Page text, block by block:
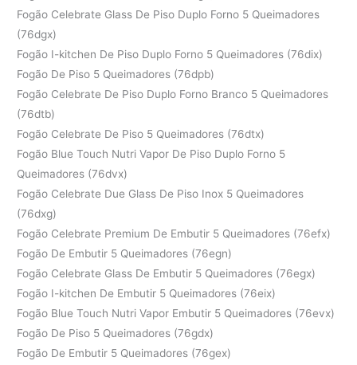
Fogão Celebrate Glass De Piso Duplo Forno 5 Queimadores
(76dgx)
Fogão I-kitchen De Piso Duplo Forno 5 Queimadores (76dix)
Fogão De Piso 5 Queimadores (76dpb)
Fogão Celebrate De Piso Duplo Forno Branco 5 Queimadores
(76dtb)
Fogão Celebrate De Piso 5 Queimadores (76dtx)
Fogão Blue Touch Nutri Vapor De Piso Duplo Forno 5
Queimadores (76dvx)
Fogão Celebrate Due Glass De Piso Inox 5 Queimadores
(76dxg)
Fogão Celebrate Premium De Embutir 5 Queimadores (76efx)
Fogão De Embutir 5 Queimadores (76egn)
Fogão Celebrate Glass De Embutir 5 Queimadores (76egx)
Fogão I-kitchen De Embutir 5 Queimadores (76eix)
Fogão Blue Touch Nutri Vapor Embutir 5 Queimadores (76evx)
Fogão De Piso 5 Queimadores (76gdx)
Fogão De Embutir 5 Queimadores (76gex)